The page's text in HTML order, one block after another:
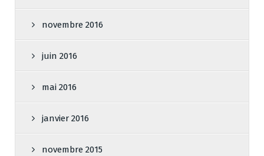
novembre 2016
juin 2016
mai 2016
janvier 2016
novembre 2015